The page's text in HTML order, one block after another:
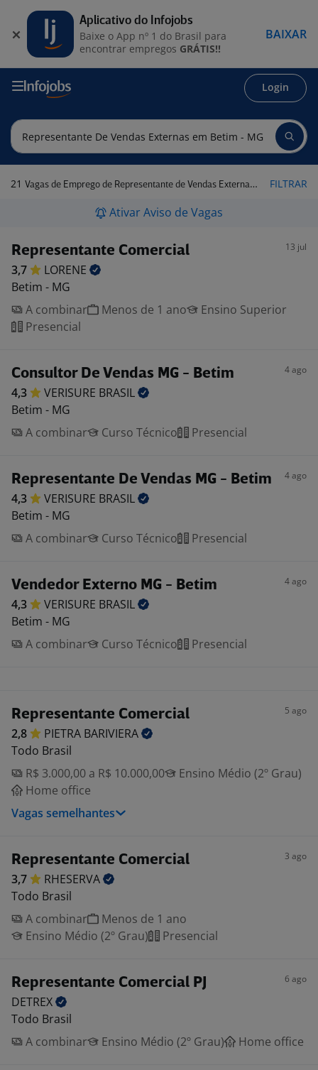
Login
21 Vagas de Emprego de Representante de Vendas Externas em Betim - MG FILTRAR
Ativar Aviso de Vagas
Representante Comercial 13 jul
3,7
LORENE
Betim - MG
A combinar
Menos de 1 ano
Ensino Superior
Presencial
Consultor De Vendas MG - Betim 4 ago
4,3 VERISURE BRASIL
Betim - MG
A combinar
Curso Técnico Presencial
Representante De Vendas MG - Betim 4 ago
4,3 VERISURE BRASIL
Betim - MG
A combinar
Curso Técnico Presencial
Vendedor Externo MG - Betim 4 ago
4,3 VERISURE BRASIL
Betim - MG
A combinar
Curso Técnico Presencial
Representante Comercial 5 ago
2,8 PIETRA BARIVIERA
Todo Brasil
R$ 3.000,00 a R$ 10.000,00
Ensino Médio (2º Grau)
Home office
Vagas semelhantes
Representante Comercial 3 ago
3,7
RHESERVA
Todo Brasil
A combinar
Menos de 1 ano
Ensino Médio (2º Grau)
Presencial
Representante Comercial PJ 6 ago
DETREX
Todo Brasil
A combinar
Ensino Médio (2º Grau) Home office
Aplicativo do Infojobs
Baixe o App nº 1 do Brasil para
encontrar empregos GRÁTIS!!
BAIXAR